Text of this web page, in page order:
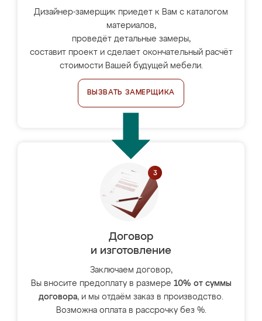
Дизайнер-замерщик приедет к Вам с каталогом
материалов,
проведёт детальные замеры,
составит проект и сделает окончательный расчёт
стоимости Вашей будущей мебели.
ВЫЗВАТЬ ЗАМЕРЩИКА
Договор
и изготовление
Заключаем договор,
Вы вносите предоплату в размере 10% от суммы
договора, и мы отдаём заказ в производство.
Возможна оплата в рассрочку без %.